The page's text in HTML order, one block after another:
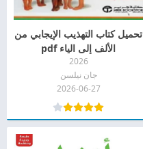
تحميل كتاب التهذيب الإيجابي من
الألف إلى الياء pdf
2026
جان نيلسن
2026-06-27